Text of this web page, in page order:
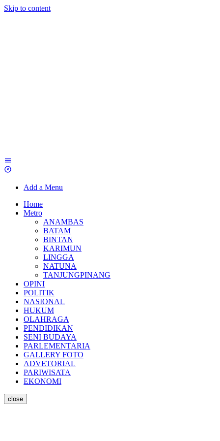
Skip to content
Add a Menu
Home
Metro
ANAMBAS
BATAM
BINTAN
KARIMUN
LINGGA
NATUNA
TANJUNGPINANG
OPINI
POLITIK
NASIONAL
HUKUM
OLAHRAGA
PENDIDIKAN
SENI BUDAYA
PARLEMENTARIA
GALLERY FOTO
ADVETORIAL
PARIWISATA
EKONOMI
close